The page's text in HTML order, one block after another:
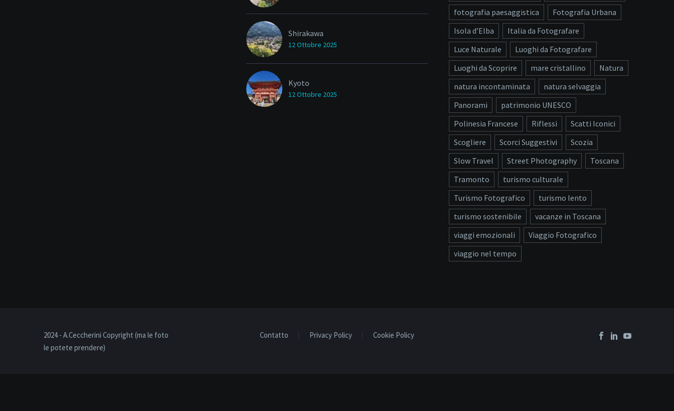
Shirakawa
12 Ottobre 2025
Kyoto
12 Ottobre 2025
fotografia paesaggistica
Fotografia Urbana
Isola d’Elba
Italia da Fotografare
Luce Naturale
Luoghi da Fotografare
Luoghi da Scoprire
mare cristallino
Natura
natura incontaminata
natura selvaggia
Panorami
patrimonio UNESCO
Polinesia Francese
Riflessi
Scatti Iconici
Scogliere
Scorci Suggestivi
Scozia
Slow Travel
Street Photography
Toscana
Tramonto
turismo culturale
Turismo Fotografico
turismo lento
turismo sostenibile
vacanze in Toscana
viaggi emozionali
Viaggio Fotografico
viaggio nel tempo
Contatto Privacy Policy Cookie Policy
2024 - A.Ceccherini Copyright (ma le foto
le potete prendere)